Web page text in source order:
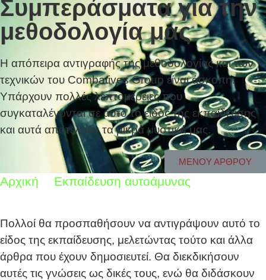
Συμπεράσματα για την
μεθοδολογία μας
Η απόπειρα αντιγραφής της μεθοδολογίας και των
τεχνικών του Combatives Group είναι άσκοπη.
Υπάρχουν πολλές λεπτομέρειες που
συγκαταλέγονται σε αυτό το είδος της εκπαίδευσης
και αυτά αποτελούν τα μικρά μυστικά μας.
ΜΕΝΟΥ ΑΡΘΡΟΥ
Αρχική
Εκπαίδευση αυτοάμυνας
Πολλοί θα προσπαθήσουν να αντιγράψουν αυτό το
είδος της εκπαίδευσης, μελετώντας τούτο και άλλα
άρθρα που έχουν δημοσιευτεί. Θα διεκδικήσουν
αυτές τις γνώσεις ως δικές τους, ενώ θα διδάσκουν